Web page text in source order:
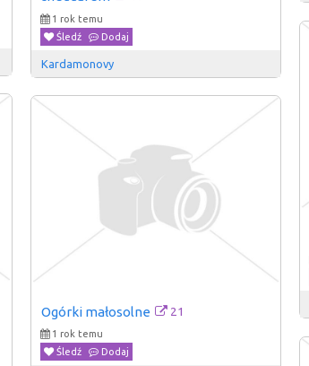
1 rok temu
Śledź
Dodaj
Kardamonovy
Ogórki małosolne 21
1 rok temu
Śledź
Dodaj